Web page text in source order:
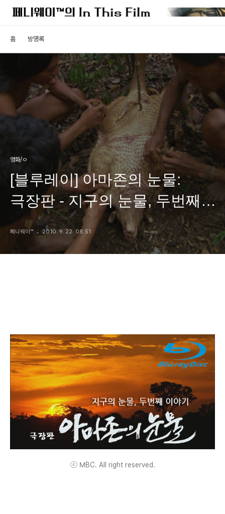
홈 방명록
영화/ㅇ
[블루레이] 아마존의 눈물:
극장판 - 지구의 눈물, 두번째
이야기
페니웨이™ 2010. 9. 22. 08:51
ⓒ MBC. All right reserved.